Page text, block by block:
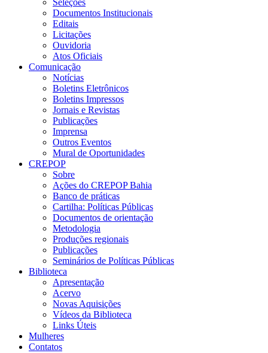
Seleções
Documentos Institucionais
Editais
Licitações
Ouvidoria
Atos Oficiais
Comunicação
Notícias
Boletins Eletrônicos
Boletins Impressos
Jornais e Revistas
Publicações
Imprensa
Outros Eventos
Mural de Oportunidades
CREPOP
Sobre
Ações do CREPOP Bahia
Banco de práticas
Cartilha: Políticas Públicas
Documentos de orientação
Metodologia
Produções regionais
Publicações
Seminários de Políticas Públicas
Biblioteca
Apresentação
Acervo
Novas Aquisições
Vídeos da Biblioteca
Links Úteis
Mulheres
Contatos